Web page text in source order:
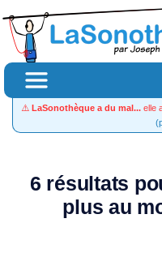
⚠️ LaSonothèque a du mal... elle
6 résultats
plus au